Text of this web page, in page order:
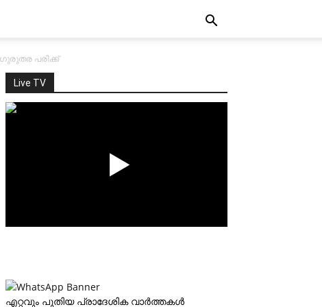
പരിക്ക്
Live TV
എറ്റവും പുതിയ പ്രാദേശിക വാര്‍ത്തകള്‍